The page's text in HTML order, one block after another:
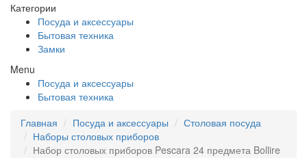
Категории
Посуда и аксессуары
Бытовая техника
Замки
Menu
Посуда и аксессуары
Бытовая техника
Главная
Посуда и аксессуары
Столовая посуда
Наборы столовых приборов
Набор столовых приборов Pescara 24 предмета Bollire